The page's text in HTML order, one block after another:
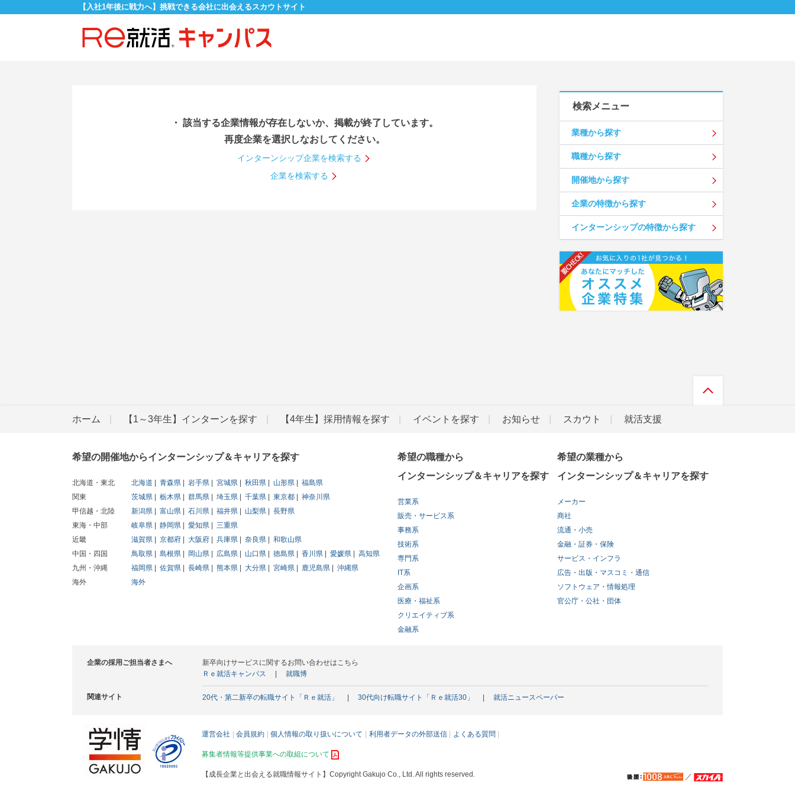
【入社1年後に戦力へ】挑戦できる会社に出会えるスカウトサイト
・ 該当する企業情報が存在しないか、掲載が終了しています。
再度企業を選択しなおしてください。
インターンシップ企業を検索する
企業を検索する
検索メニュー
業種から探す
職種から探す
開催地から探す
企業の特徴から探す
インターンシップの特徴から探す
ホーム 【1～3年生】インターンを探す 【4年生】採用情報を探す イベントを探す お知らせ スカウト 就活支援
希望の開催地からインターンシップ＆キャリアを探す
北海道・東北 北海道 青森県 岩手県 宮城県 秋田県 山形県
福島県
関東
茨城県 栃木県 群馬県 埼玉県 千葉県 東京都
神奈川県
甲信越・北陸
新潟県 富山県 石川県 福井県 山梨県
長野県
東海・中部
岐阜県 静岡県 愛知県
三重県
近畿
滋賀県 京都府 大阪府 兵庫県 奈良県
和歌山県
中国・四国
鳥取県 島根県 岡山県 広島県 山口県 徳島県 香川県 愛媛県
高知県
九州・沖縄
福岡県 佐賀県 長崎県 熊本県 大分県 宮崎県 鹿児島県
沖縄県
海外
海外
希望の職種から
インターンシップ＆キャリアを探す
営業系
販売・サービス系
事務系
技術系
専門系
IT系
企画系
医療・福祉系
クリエイティブ系
金融系
希望の業種から
インターンシップ＆キャリアを探す
メーカー
商社
流通・小売
金融・証券・保険
サービス・インフラ
広告・出版・マスコミ・通信
ソフトウェア・情報処理
官公庁・公社・団体
企業の採用ご担当者さまへ
新卒向けサービスに関するお問い合わせはこちら
Ｒｅ就活キャンパス
就職博
関連サイト 20代・第二新卒の転職サイト「Ｒｅ就活」 30代向け転職サイト「Ｒｅ就活30」 就活ニュースペーパー
運営会社 会員規約 個人情報の取り扱いについて 利用者データの外部送信 よくある質問
募集者情報等提供事業への取組について
【成長企業と出会える就職情報サイト】 Copyright Gakujo Co., Ltd. All rights reserved. ／